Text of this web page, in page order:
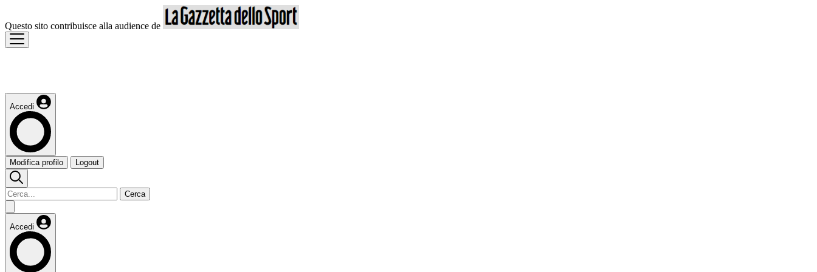
Questo sito contribuisce alla audience de
Accedi
Modifica profilo Logout
Cerca
Accedi